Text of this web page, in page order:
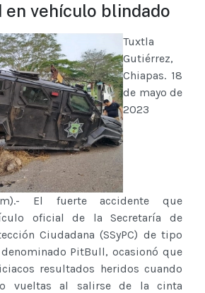
en vehículo blindado
Tuxtla
Gutiérrez,
Chiapas. 18
de mayo de
2023
El fuerte accidente que
oficial de la Secretaría de
Ciudadana (SSyPC) de tipo
PitBull, ocasionó que
resultados heridos cuando
vueltas al salirse de la cinta